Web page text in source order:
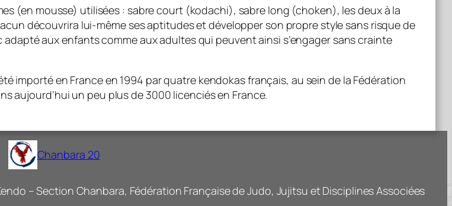
(en mousse) utilisées : sabre court (kodachi), sabre long (choken), les deux à la
découvrira lui-même ses aptitudes et développer son propre style sans risque de
aux enfants comme aux adultes qui peuvent ainsi s’engager sans crainte
importé en France en 1994 par quatre kendokas français, au sein de la Fédération
aujourd’hui un peu plus de 3000 licenciés en France.
Chanbara 20
– Section Chanbara, Fédération Française de Judo, Jujitsu et Disciplines Associées